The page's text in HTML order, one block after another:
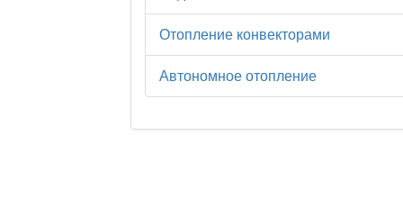
Отопление конвекторами
Автономное отопление